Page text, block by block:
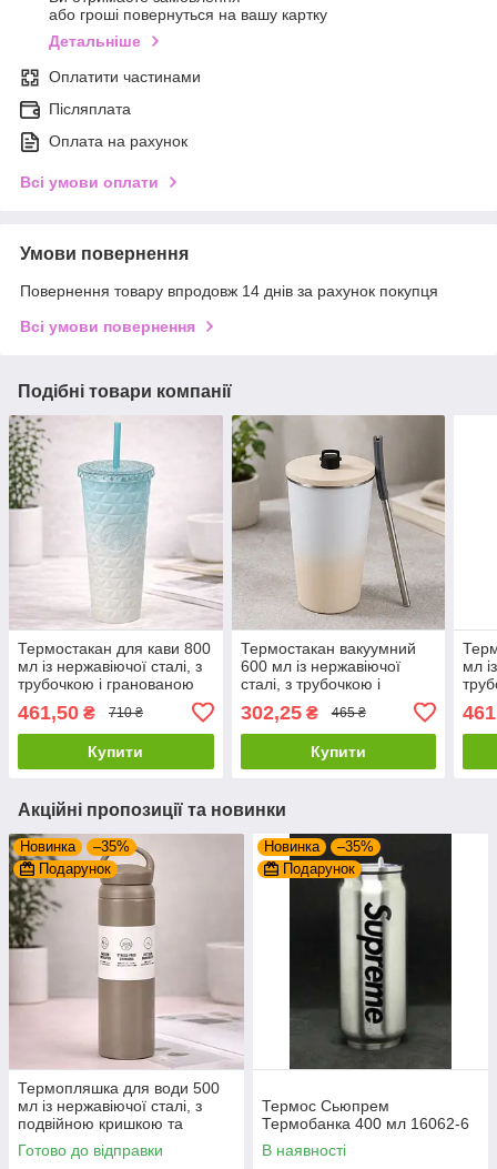
або гроші повернуться на вашу картку
Детальніше
Оплатити частинами
Післяплата
Оплата на рахунок
Всі умови оплати
Умови повернення
Повернення товару впродовж 14 днів за рахунок покупця
Всі умови повернення
Подібні товари компанії
Термостакан для кави 800
мл із нержавіючої сталі, з
трубочкою і гранованою
(Термочашка для напоїв)
461,50 ₴ 710 ₴
Купити
Термостакан вакуумний
600 мл із нержавіючої
сталі, з трубочкою і
(Термочашка для напоїв)
302,25₴ 465 ₴
Купити
мл
Акційні пропозиції та новинки
Новинка
–35%
Подарунок
Термопляшка для води 500
мл із нержавіючої сталі, з
подвійною кришкою та
ручкою, Коричневий (Термос
для кави)
Готово до відправки
Новинка
–35%
Подарунок
Термос Сьюпрем
Термобанка 400 мл 16062-6
В наявності